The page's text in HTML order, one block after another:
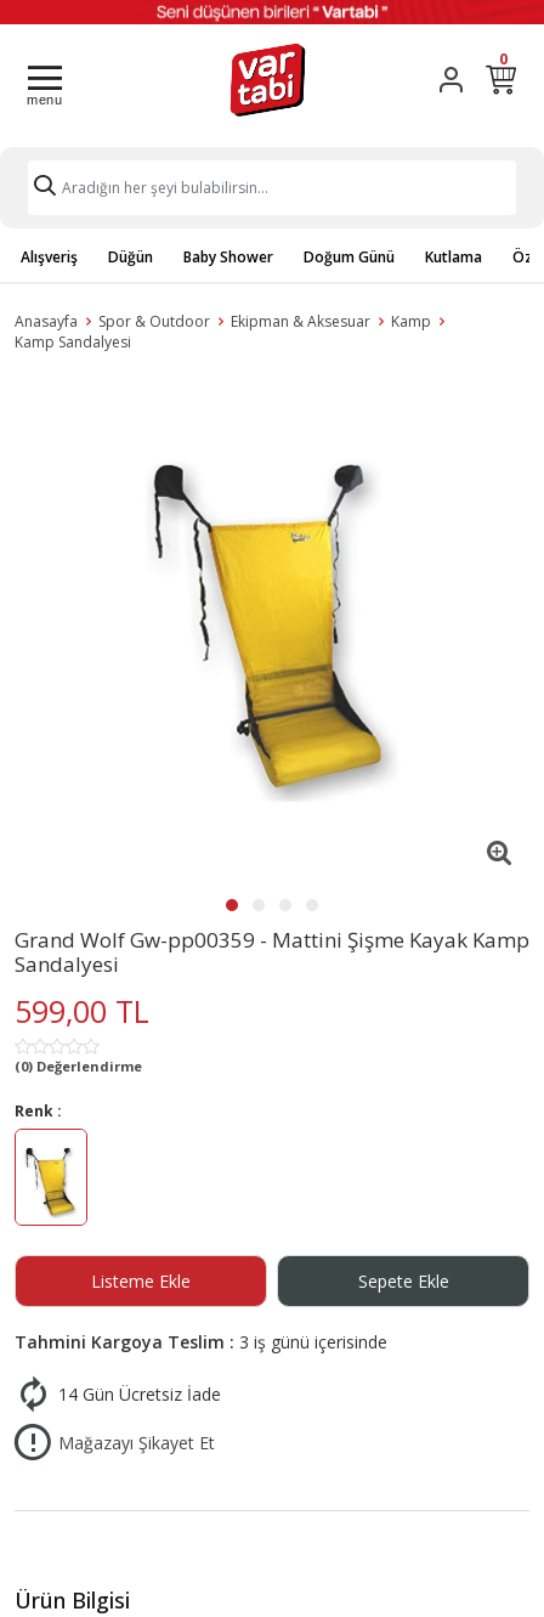
0
Alışveriş Düğün Baby Shower Doğum Günü Kutlama
Anasayfa Spor & Outdoor Ekipman & Aksesuar
Kamp
Kamp Sandalyesi
Grand Wolf Gw-pp00359 - Mattini Şişme Kayak Kamp
Sandalyesi
599,00 TL
(0) Değerlendirme
Renk :
Listeme Ekle Sepete Ekle
Tahmini Kargoya Teslim : 3 iş günü içerisinde
14 Gün Ücretsiz İade
Mağazayı Şikayet Et
Ürün Bilgisi